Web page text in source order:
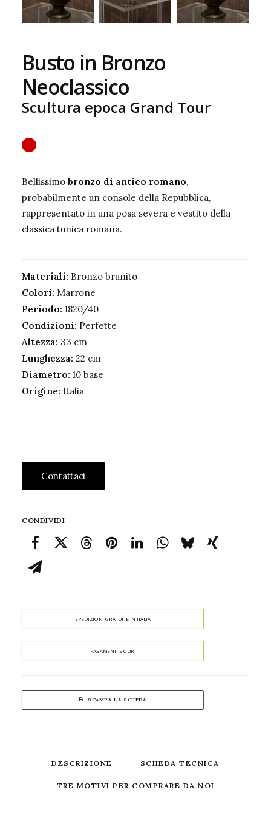
Busto in Bronzo
Neoclassico
Scultura epoca Grand Tour
Bellissimo bronzo di antico romano,
probabilmente un console della Repubblica,
rappresentato in una posa severa e vestito della
classica tunica romana.
Materiali: Bronzo brunito
Colori: Marrone
Periodo: 1820/40
Condizioni: Perfette
Altezza: 33 cm
Lunghezza: 22 cm
Diametro: 10 base
Origine: Italia
Contattaci
CONDIVIDI
SPEDIZIONI GRATUITE IN ITALIA
PAGAMENTI SICURI
STAMPA LA SCHEDA
DESCRIZIONE SCHEDA TECNICA
TRE MOTIVI PER COMPRARE DA NOI